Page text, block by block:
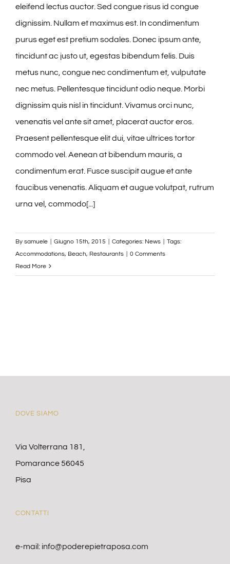
eleifend lectus auctor. Sed congue risus id congue
dignissim. Nullam et maximus est. In condimentum
purus eget est pretium sodales. Donec ipsum ante,
tincidunt ac justo ut, egestas bibendum felis. Duis
metus nunc, congue nec condimentum et, vulputate
nec metus. Pellentesque tincidunt odio neque. Morbi
dignissim quis nisl in tincidunt. Vivamus orci nunc,
venenatis vel ante sit amet, placerat auctor eros.
Praesent pellentesque elit dui, vitae ultrices tortor
commodo vel. Aenean at bibendum mauris, a
condimentum erat. Fusce suscipit augue et ante
faucibus venenatis. Aliquam et augue volutpat, rutrum
urna vel, commodo[...]
By samuele Giugno 15th, 2015 Categories: News
Tags:
Accommodations, Beach, Restaurants
0 Comments
Read More
DOVE SIAMO
Via Volterrana 181,
Pomarance 56045
Pisa
CONTATTI
e-mail: info@poderepietraposa.com